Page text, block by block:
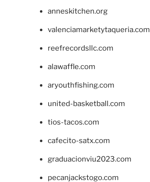
anneskitchen.org
valenciamarketytaqueria.com
reefrecordsllc.com
alawaffle.com
aryouthfishing.com
united-basketball.com
tios-tacos.com
cafecito-satx.com
graduacionviu2023.com
pecanjackstogo.com